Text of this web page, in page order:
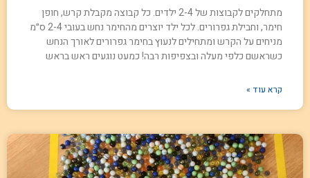
מתחלקים לקבוצות של 2-4 ילדים. כל קבוצה מקבלת קרש, חופן
חימר, וחבילת גפרורים. לכל ילד יוצרים מהחימר נחש בעובי 2-4 ס״מ
מניחים על הקרש ומתחילים לנעוץ בחימר גפרורים לאורך הנחש
כשראשם כלפי מעלה ובצפיפות רבה! כמעט נוגעים ראש בראש
קרא עוד »